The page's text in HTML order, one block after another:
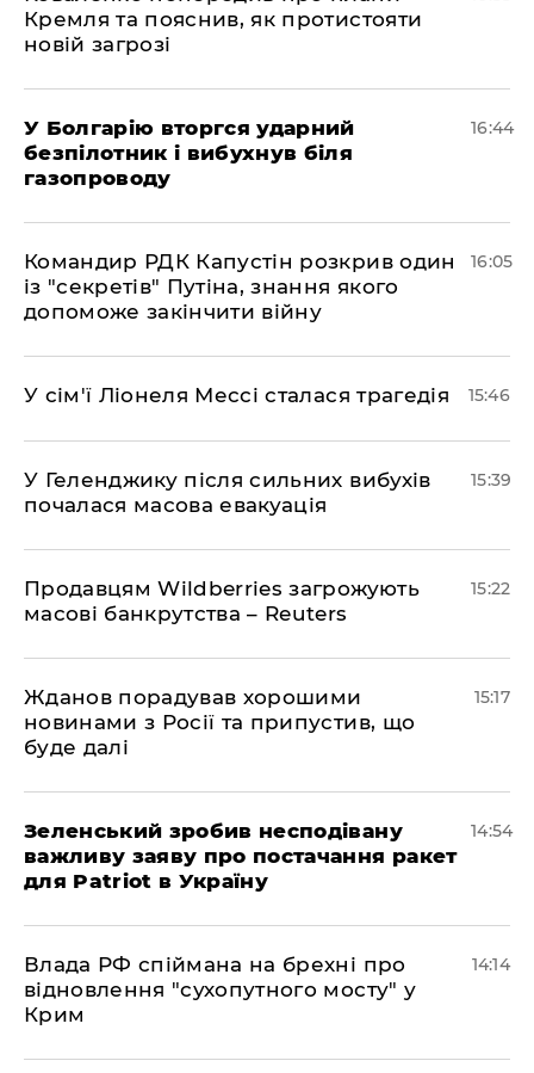
Кремля та пояснив, як протистояти
новій загрозі
У Болгарію вторгся ударний
безпілотник і вибухнув біля
газопроводу
16:44
Командир РДК Капустін розкрив один
із "секретів" Путіна, знання якого
допоможе закінчити війну
16:05
У сім'ї Ліонеля Мессі сталася трагедія 15:46
У Геленджику після сильних вибухів
почалася масова евакуація
15:39
Продавцям Wildberries загрожують
масові банкрутства – Reuters
15:22
Жданов порадував хорошими
новинами з Росії та припустив, що
буде далі
15:17
Зеленський зробив несподівану
важливу заяву про постачання ракет
для Patriot в Україну
14:54
Влада РФ спіймана на брехні про
відновлення "сухопутного мосту" у
Крим
14:14